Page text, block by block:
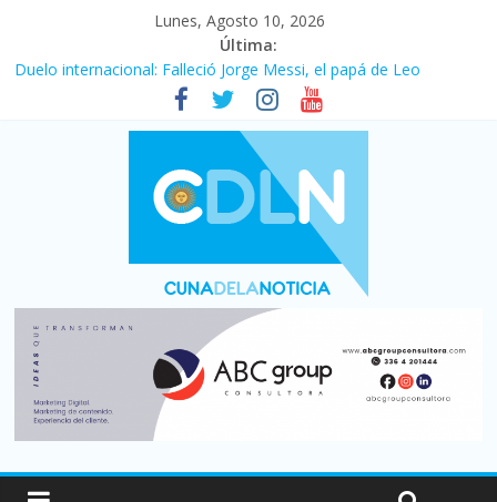
Lunes, Agosto 10, 2026
Última:
Duelo internacional: Falleció Jorge Messi, el papá de Leo
El consumo sigue frenado: las ventas minoristas cayeron 3,8 en
julio y acumulan siete meses en baja
Newell’s cayó 2 a 1 ante Defensa y Justicia en Florencio Varela
por la cuarta fecha del Clausura
El agro argentino logró un récord histórico de exportaciones en
el primer semestre de 2026
La construcción cayó 4,1% en junio y registró su cuarta baja del